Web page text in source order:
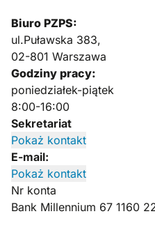
Biuro PZPS:
ul.Puławska 383,
02-801 Warszawa
Godziny pracy:
poniedziałek-piątek
8:00-16:00
Sekretariat
Pokaż kontakt
E-mail:
Pokaż kontakt
Nr konta
Bank Millennium 67 1160